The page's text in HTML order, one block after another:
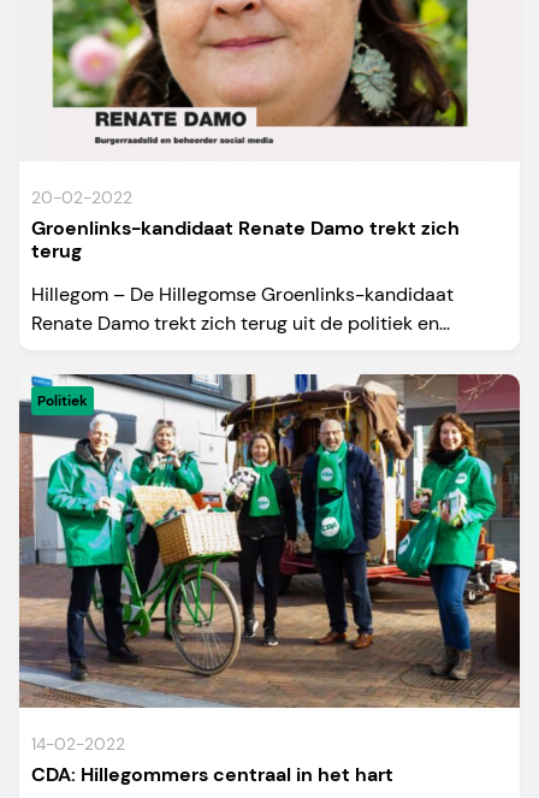
20-02-2022
Groenlinks-kandidaat Renate Damo trekt zich
terug
Hillegom – De Hillegomse Groenlinks-kandidaat
Renate Damo trekt zich terug uit de politiek en...
Politiek
14-02-2022
CDA: Hillegommers centraal in het hart